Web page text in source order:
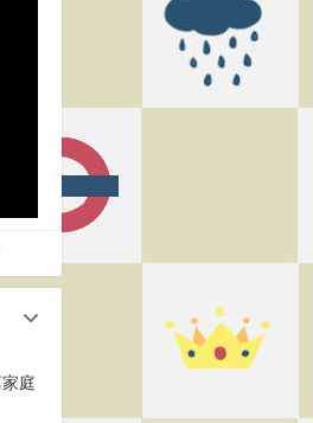
c
庭